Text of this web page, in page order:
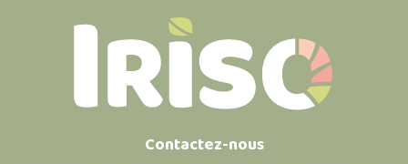
Contactez-nous